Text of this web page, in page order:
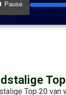
Pause
Top 20